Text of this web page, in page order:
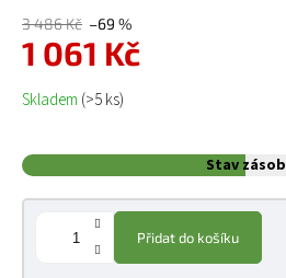
3 486 Kč –69 %
1 061 Kč
Měrná cena:
Skladem (>5 ks)
Stav zásob
Přidat do košíku